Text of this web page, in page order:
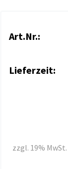
Art.Nr.:
Lieferzeit:
zzgl. 19% MwSt.